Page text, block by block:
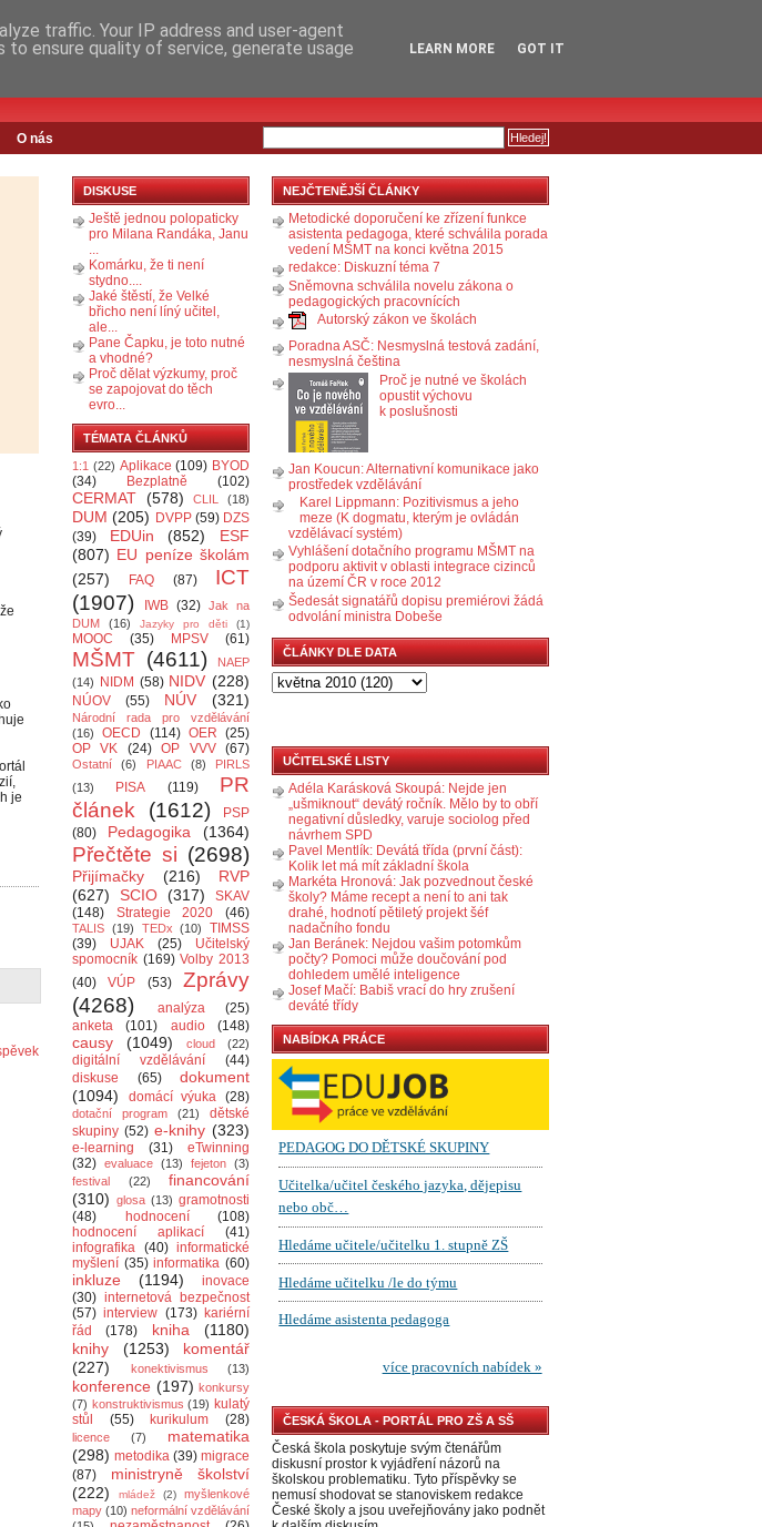
O nás
je
DISKUSE
Ještě jednou polopaticky
pro Milana Randáka, Janu
...
Komárku, že ti není
stydno....
Jaké štěstí, že Velké
břicho není líný učitel,
ale...
Pane Čapku, je toto nutné
a vhodné?
Proč dělat výzkumy, proč
se zapojovat do těch
evro...
TÉMATA ČLÁNKŮ
1:1 (22) Aplikace (109) BYOD
(34)
Bezplatně (102)
CERMAT (578) CLIL (18)
DUM (205) DVPP (59) DZS
(39)
EDUin (852)
ESF
(807) EU peníze školám
(257)
FAQ (87)
ICT
(1907)
IWB (32) Jak na
DUM
(16) Jazyky pro děti (1)
MOOC (35) MPSV (61)
MŠMT (4611)
NAEP
(14)
NIDM (58) NIDV (228)
NÚOV (55) NÚV (321)
Národní rada pro vzdělávání
(16)
OECD (114) OER (25)
OP VK
(24) OP VVV (67)
Ostatní (6) PIAAC (8)
PIRLS
(13)
PISA (119)
PR
článek
(1612)
PSP
(80)
Pedagogika (1364)
Přečtěte si (2698)
Přijímačky (216)
RVP
(627)
SCIO (317)
SKAV
(148)
Strategie 2020 (46)
TALIS (19) TEDx (10)
TIMSS
(39)
UJAK (25)
Učitelský
spomocník (169) Volby 2013
(40)
VÚP (53)
Zprávy
(4268)
analýza
(25)
anketa
(101) audio (148)
causy (1049) cloud (22)
digitální vzdělávání
(44)
diskuse
(65)
dokument
(1094)
domácí výuka (28)
dotační program (21)
dětské
skupiny (52) e-knihy (323)
e-learning (31)
eTwinning
(32) evaluace (13) fejeton (3)
festival
(22)
financování
(310) glosa (13) gramotnosti
(48)
hodnocení
(108)
hodnocení aplikací
(41)
infografika (40) informatické
myšlení (35) informatika (60)
inkluze (1194)
inovace
(30) internetová bezpečnost
(57) interview (173) kariérní
řád
(178) kniha
(1180)
knihy
(1253)
komentář
(227)
konektivismus (13)
konference (197) konkursy
(7) konstruktivismus (19) kulatý
stůl
(55) kurikulum (28)
licence (7)
matematika
(298) metodika (39) migrace
(87)
ministryně školství
(222)
mládež (2)
myšlenkové
mapy (10) neformální vzdělávání
NEJČTENĚJŠÍ ČLÁNKY
Metodické doporučení ke zřízení funkce
asistenta pedagoga, které schválila porada
vedení MŠMT na konci května 2015
redakce: Diskuzní téma 7
Sněmovna schválila novelu zákona o
pedagogických pracovnících
Autorský zákon ve školách
Poradna ASČ: Nesmyslná testová zadání,
nesmyslná čeština
Proč je nutné ve školách
opustit výchovu
k poslušnosti
Jan Koucun: Alternativní komunikace jako
prostředek vzdělávání
Karel Lippmann: Pozitivismus a jeho
meze (K dogmatu, kterým je ovládán
vzdělávací systém)
Vyhlášení dotačního programu MŠMT na
podporu aktivit v oblasti integrace cizinců
na území ČR v roce 2012
Šedesát signatářů dopisu premiérovi žádá
odvolání ministra Dobeše
ČLÁNKY DLE DATA
UČITELSKÉ LISTY
Adéla Karásková Skoupá: Nejde jen
„ušmiknout“ devátý ročník. Mělo by to obří
negativní důsledky, varuje sociolog před
návrhem SPD
Pavel Mentlík: Devátá třída (první část):
Kolik let má mít základní škola
Markéta Hronová: Jak pozvednout české
školy? Máme recept a není to ani tak
drahé, hodnotí pětiletý projekt šéf
nadačního fondu
Jan Beránek: Nejdou vašim potomkům
počty? Pomoci může doučování pod
dohledem umělé inteligence
Josef Mačí: Babiš vrací do hry zrušení
deváté třídy
NABÍDKA PRÁCE
ČESKÁ ŠKOLA - PORTÁL PRO ZŠ A SŠ
Česká škola poskytuje svým čtenářům
diskusní prostor k vyjádření názorů na
školskou problematiku. Tyto příspěvky se
nemusí shodovat se stanoviskem redakce
České školy a jsou uveřejňovány jako podnět
traffic. Your IP address and user-agent
ensure quality of service, generate usage
LEARN MORE GOT IT